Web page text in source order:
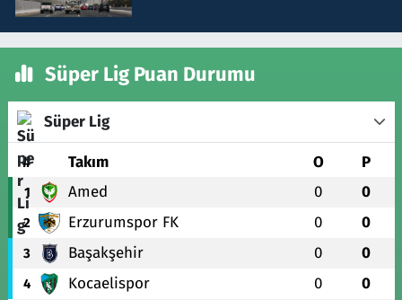
Süper Lig Puan Durumu
Süper Lig
# Takım O P
1 Amed 0 0
2 Erzurumspor FK 0 0
3 Başakşehir 0 0
4 Kocaelispor 0 0